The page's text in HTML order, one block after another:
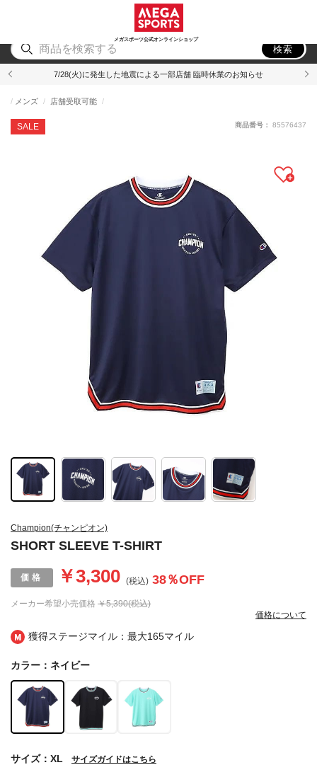
メガスポーツ公式オンラインショップ
アウトドア
検索
7/28(火)に発生した地震による一部店舗 臨時休業のお知らせ
獲得ステージマイル：最大165マイル
Champion(チャンピオン)
SHORT SLEEVE T-SHIRT
SALE
メンズ 店舗受取可能
メーカー希望小売価格 ￥5,390(税込)
￥3,300 (税込) 38％OFF
価格について
商品番号： 85576437
カラー：ネイビー
サイズ：XL サイズガイドはこちら